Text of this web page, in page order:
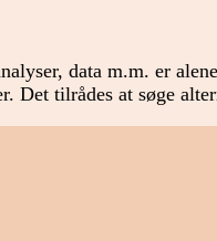
data m.m. er
Det tilrådes at søge